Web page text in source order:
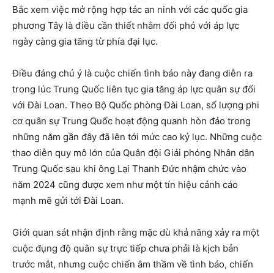
Bắc xem việc mở rộng hợp tác an ninh với các quốc gia
phương Tây là điều cần thiết nhằm đối phó với áp lực
ngày càng gia tăng từ phía đại lục.
Điều đáng chú ý là cuộc chiến tình báo này đang diễn ra
trong lúc Trung Quốc liên tục gia tăng áp lực quân sự đối
với Đài Loan. Theo Bộ Quốc phòng Đài Loan, số lượng phi
cơ quân sự Trung Quốc hoạt động quanh hòn đảo trong
những năm gần đây đã lên tới mức cao kỷ lục. Những cuộc
thao diễn quy mô lớn của Quân đội Giải phóng Nhân dân
Trung Quốc sau khi ông Lại Thanh Đức nhậm chức vào
năm 2024 cũng được xem như một tín hiệu cảnh cáo
mạnh mẽ gửi tới Đài Loan.
Giới quan sát nhận định rằng mặc dù khả năng xảy ra một
cuộc đụng độ quân sự trực tiếp chưa phải là kịch bản
trước mắt, nhưng cuộc chiến âm thầm về tình báo, chiến